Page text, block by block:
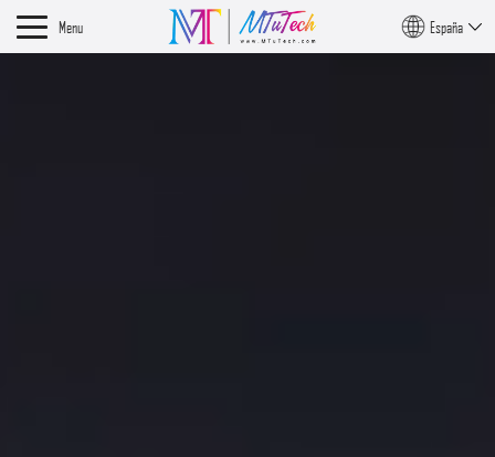
Menu España